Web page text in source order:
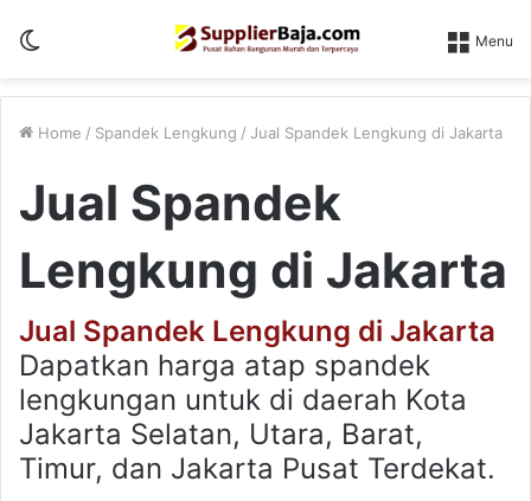
Menu
Home / Spandek Lengkung / Jual Spandek Lengkung di Jakarta
Jual Spandek
Lengkung di Jakarta
Jual Spandek Lengkung di Jakarta
Dapatkan harga atap spandek
lengkungan untuk di daerah Kota
Jakarta Selatan, Utara, Barat,
Timur, dan Jakarta Pusat Terdekat.